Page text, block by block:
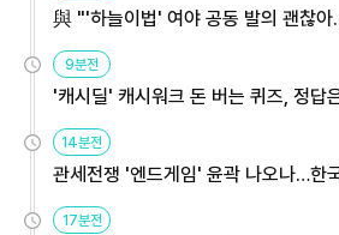
與 "'하늘이법' 여야 공동 발의 괜찮
9분전
'캐시딜' 캐시워크 돈 버는 퀴즈, 정답
14분전
관세전쟁 '엔드게임' 윤곽 나오나…한
용해야
17분전